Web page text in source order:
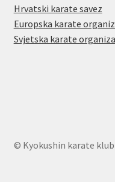
Hrvatski karate savez
Europska karate
Svjetska karate
© Kyokushin karate klub